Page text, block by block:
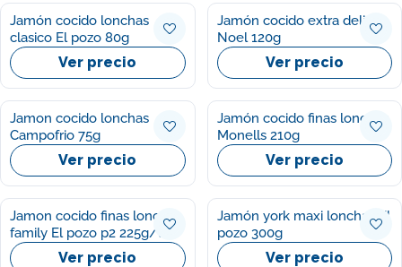
Jamón cocido lonchas
clasico El pozo 80g
Ver precio
Jamón cocido extra delizias
Noel 120g
Ver precio
Jamon cocido lonchas
Campofrio 75g
Ver precio
Jamón cocido finas lonchas
Monells 210g
Ver precio
Jamon cocido finas lonchas
family El pozo p2 225g/u
Ver precio
Jamón york maxi lonchas El
pozo 300g
Ver precio